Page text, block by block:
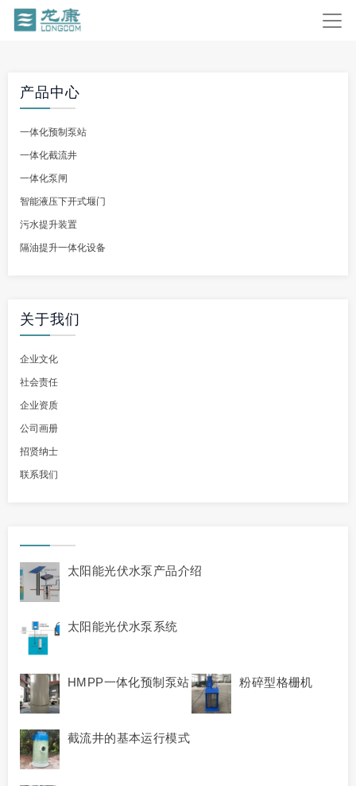
产品中心
一体化预制泵站
一体化截流井
一体化泵闸
智能液压下开式堰门
污水提升装置
隔油提升一体化设备
关于我们
企业文化
社会责任
企业资质
公司画册
招贤纳士
联系我们
太阳能光伏水泵产品介绍
太阳能光伏水泵系统
HMPP一体化预制泵站 粉碎型格栅机
截流井的基本运行模式